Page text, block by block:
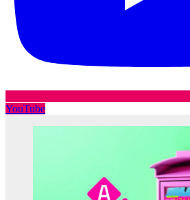
YouTube